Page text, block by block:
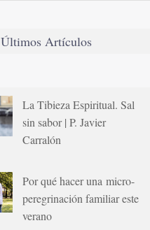
Últimos Artículos
La Tibieza Espiritual. Sal
sin sabor | P. Javier
Carralón
Por qué hacer una micro-
peregrinación familiar este
verano